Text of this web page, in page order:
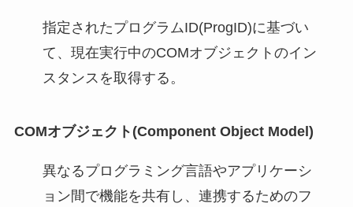
指定されたプログラムID(ProgID)に基づい
て、現在実行中のCOMオブジェクトのイン
スタンスを取得する。
COMオブジェクト(Component Object Model)
異なるプログラミング言語やアプリケーシ
ョン間で機能を共有し、連携するためのフ